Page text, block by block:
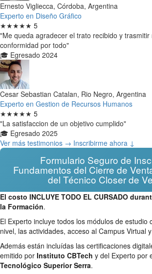
Ernesto Vigliecca, Córdoba, Argentina
Experto en Diseño Gráfico
★★★★★ 5
"Me queda agradecer el trato recibido y trasmitir
conformidad por todo"
🎓 Egresado 2024
Cesar Sebastian Catalan, Rio Negro, Argentina
Experto en Gestion de Recursos Humanos
★★★★★ 5
"La satisfaccion de un objetivo cumplido"
🎓 Egresado 2025
Ver más testimonios → Inscribirme ahora ↓
Formulario Seguro de
Fundamentos del Cierre de
del Técnico Closer de
El costo INCLUYE TODO EL CURSADO
la Formación.
El Experto incluye todos los módulos de estudio
nivel, las actividades, acceso al Campus Virtual
Además están incluídas las certificaciones
emitido por Instituto CBTech y del Experto por
Tecnológico Superior Serra.